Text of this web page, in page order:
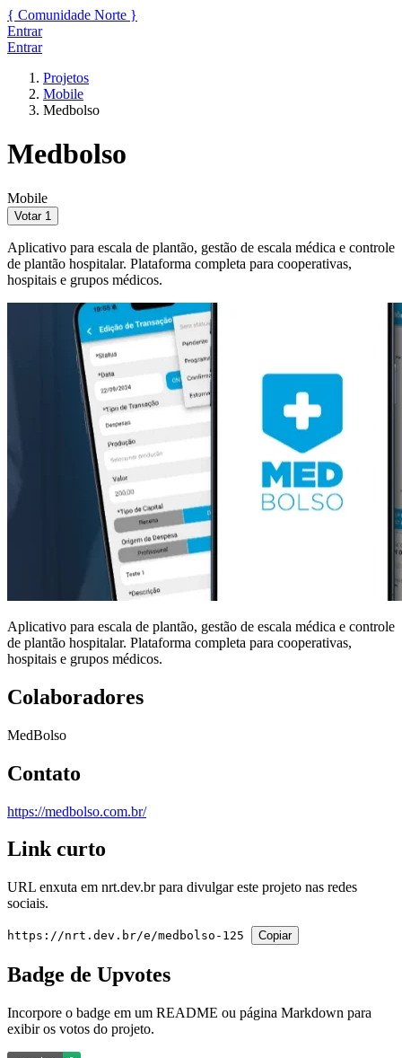
{ Comunidade Norte }
Entrar
Entrar
Projetos
Mobile
Medbolso
Medbolso
Mobile
Votar 1
Aplicativo para escala de plantão, gestão de escala médica e controle
de plantão hospitalar. Plataforma completa para cooperativas,
hospitais e grupos médicos.
Aplicativo para escala de plantão, gestão de escala médica e controle
de plantão hospitalar. Plataforma completa para cooperativas,
hospitais e grupos médicos.
Colaboradores
MedBolso
Contato
https://medbolso.com.br/
Link curto
URL enxuta em nrt.dev.brpara divulgar este projeto nas redes
sociais.
https://nrt.dev.br/e/medbolso-125 Copiar
Badge de Upvotes
Incorpore o badge em um README ou página Markdown para
exibir os votos do projeto.